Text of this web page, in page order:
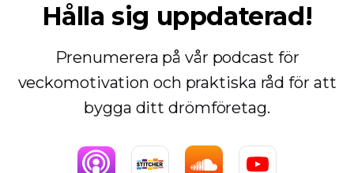
Hålla sig uppdaterad!
Prenumerera på vår podcast för
veckomotivation och praktiska råd för att
bygga ditt drömföretag.